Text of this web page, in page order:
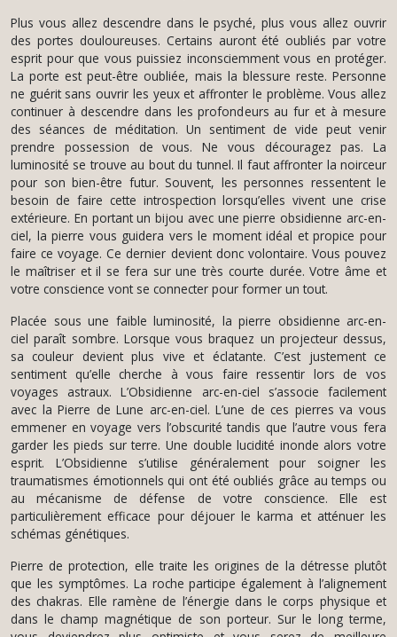
Plus vous allez descendre dans le psyché, plus vous allez ouvrir
des portes douloureuses. Certains auront été oubliés par votre
esprit pour que vous puissiez inconsciemment vous en protéger.
La porte est peut-être oubliée, mais la blessure reste. Personne
ne guérit sans ouvrir les yeux et affronter le problème. Vous allez
continuer à descendre dans les profondeurs au fur et à mesure
des séances de méditation. Un sentiment de vide peut venir
prendre possession de vous. Ne vous découragez pas. La
luminosité se trouve au bout du tunnel. Il faut affronter la noirceur
pour son bien-être futur. Souvent, les personnes ressentent le
besoin de faire cette introspection lorsqu’elles vivent une crise
extérieure. En portant un bijou avec une pierre obsidienne arc-en-
ciel, la pierre vous guidera vers le moment idéal et propice pour
faire ce voyage. Ce dernier devient donc volontaire. Vous pouvez
le maîtriser et il se fera sur une très courte durée. Votre âme et
votre conscience vont se connecter pour former un tout.
Placée sous une faible luminosité, la pierre obsidienne arc-en-
ciel paraît sombre. Lorsque vous braquez un projecteur dessus,
sa couleur devient plus vive et éclatante. C’est justement ce
sentiment qu’elle cherche à vous faire ressentir lors de vos
voyages astraux. L’Obsidienne arc-en-ciel s’associe facilement
avec la Pierre de Lune arc-en-ciel. L’une de ces pierres va vous
emmener en voyage vers l’obscurité tandis que l’autre vous fera
garder les pieds sur terre. Une double lucidité inonde alors votre
esprit. L’Obsidienne s’utilise généralement pour soigner les
traumatismes émotionnels qui ont été oubliés grâce au temps ou
au mécanisme de défense de votre conscience. Elle est
particulièrement efficace pour déjouer le karma et atténuer les
schémas génétiques.
Pierre de protection, elle traite les origines de la détresse plutôt
que les symptômes. La roche participe également à l’alignement
des chakras. Elle ramène de l’énergie dans le corps physique et
dans le champ magnétique de son porteur. Sur le long terme,